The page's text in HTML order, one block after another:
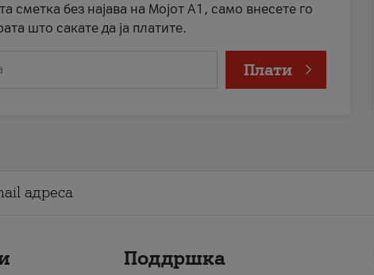
сметка без најава на Мојот А1, само внесете го
што сакате да ја платите.
Плати
Поддршка